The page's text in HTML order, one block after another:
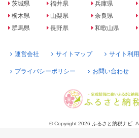
茨城県
栃木県
群馬県
福井県
山梨県
長野県
兵庫県
奈良県
和歌山県
運営会社 サイトマップ サイト利
プライバシーポリシー お問い合わせ
© Copyright 2026 ふるさと納税ナビ.